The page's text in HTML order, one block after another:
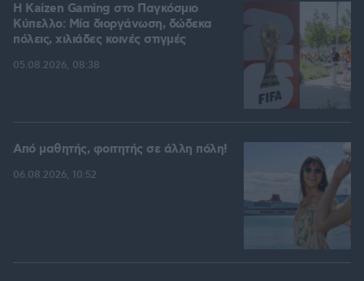
H Kaizen Gaming στο Παγκόσμιο
Kύπελλο: Μία διοργάνωση, δώδεκα
πόλεις, χιλιάδες κοινές στιγμές
05.08.2026, 08:38
Από μαθητής, φοιτητής σε άλλη πόλη!
06.08.2026, 10:52